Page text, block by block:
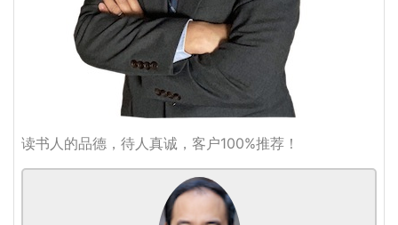
读书人的品德，待人真诚，客户100%推荐！